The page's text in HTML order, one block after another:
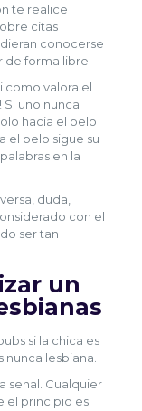
te realice
citas
conocerse
de forma libre.
como valora el
uno nunca
hacia el pelo
el pelo sigue su
en la
duda,
con el
ser tan
un
si la chica es
lesbiana.
senal. Cualquier
el principio es